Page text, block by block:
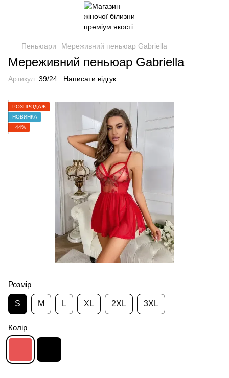
Пеньюари Мереживний пеньюар Gabriella
Мереживний пеньюар Gabriella
Артикул: 39/24 Написати відгук
РОЗПРОДАЖ
НОВИНКА
−44%
Розмір
S M L XL 2XL 3XL
Колір